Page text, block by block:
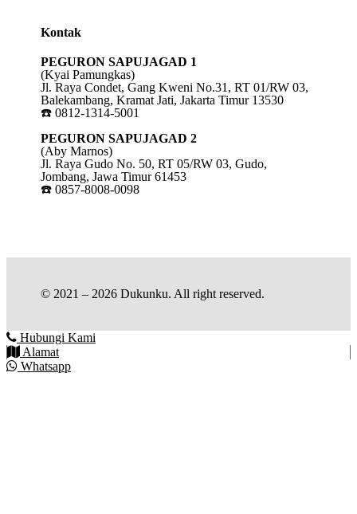
Kontak
PEGURON SAPUJAGAD 1
(Kyai Pamungkas)
Jl. Raya Condet, Gang Kweni No.31, RT 01/RW 03,
Balekambang, Kramat Jati, Jakarta Timur 13530
☎️ 0812-1314-5001
PEGURON SAPUJAGAD 2
(Aby Marnos)
Jl. Raya Gudo No. 50, RT 05/RW 03, Gudo,
Jombang, Jawa Timur 61453
☎️ 0857-8008-0098
© 2021 – 2026 Dukunku. All right reserved.
Hubungi Kami
Alamat
Whatsapp